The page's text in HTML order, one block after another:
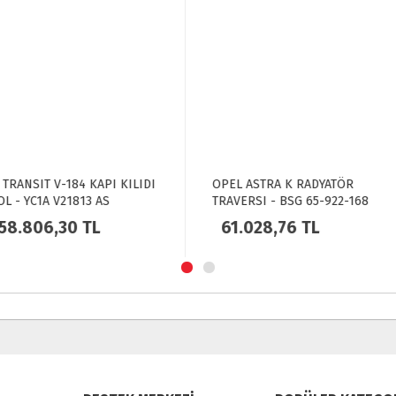
ASTRA K RADYATÖR
- BSG 65-922-168
TL
PEUGEOT C5 I / C5 II FREN
ARKA - BCH 0986478981
1.416,44 TL